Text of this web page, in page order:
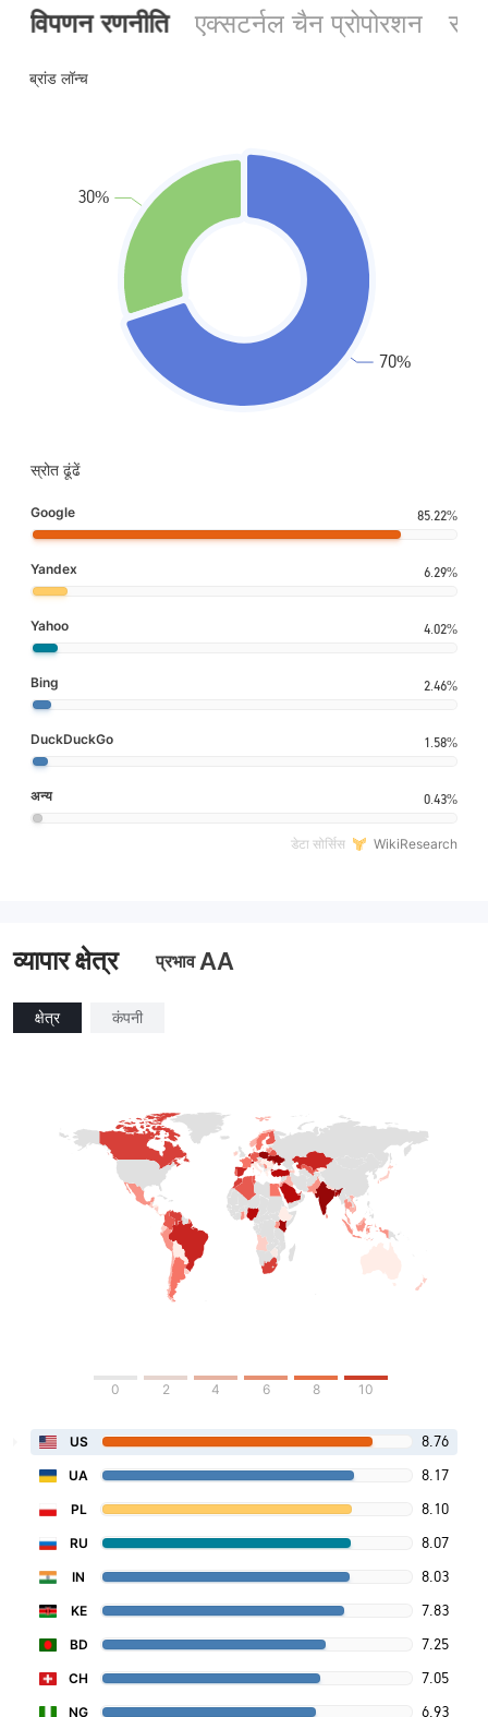
विपणन रणनीति एक्सटर्नल चैन प्रोपोरशन
स्रोत ढूंढें
Google 85.22%
Yandex 6.29%
Yahoo 4.02%
Bing 2.46%
DuckDuckGo 1.58%
अन्य 0.43%
डेटा सोर्सिस WikiResearch
व्यापार क्षेत्र प्रभाव AA
क्षेत्र कंपनी
0 2 4 6 8 10
US 8.76
UA 8.17
PL 8.10
RU 8.07
IN 8.03
KE 7.83
BD 7.25
CH 7.05
NG 6.93